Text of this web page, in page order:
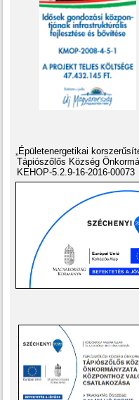
„Épületenergetikai
Tápiószőlős Község
KEHOP-5.2.9-16-2016-00073